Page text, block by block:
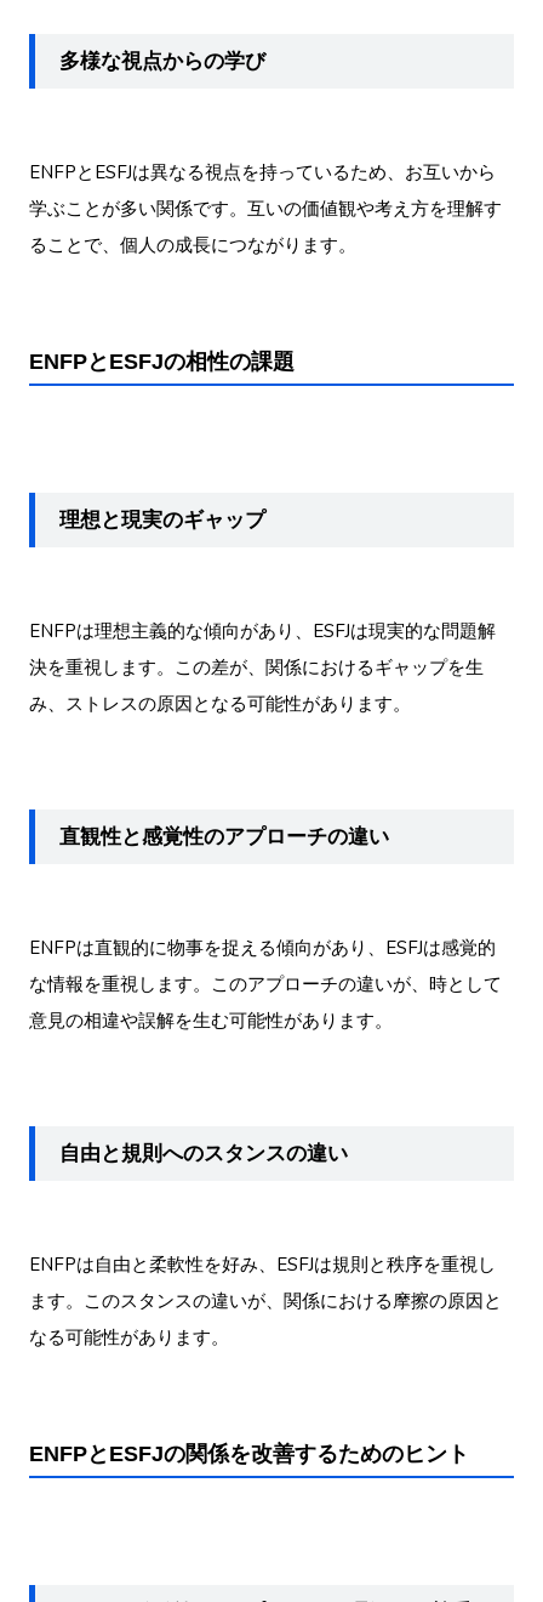
多様な視点からの学び
ENFPとESFJは異なる視点を持っているため、お互いから
学ぶことが多い関係です。互いの価値観や考え方を理解す
ることで、個人の成長につながります。
ENFPとESFJの相性の課題
理想と現実のギャップ
ENFPは理想主義的な傾向があり、ESFJは現実的な問題解
決を重視します。この差が、関係におけるギャップを生
み、ストレスの原因となる可能性があります。
直観性と感覚性のアプローチの違い
ENFPは直観的に物事を捉える傾向があり、ESFJは感覚的
な情報を重視します。このアプローチの違いが、時として
意見の相違や誤解を生む可能性があります。
自由と規則へのスタンスの違い
ENFPは自由と柔軟性を好み、ESFJは規則と秩序を重視し
ます。このスタンスの違いが、関係における摩擦の原因と
なる可能性があります。
ENFPとESFJの関係を改善するためのヒント